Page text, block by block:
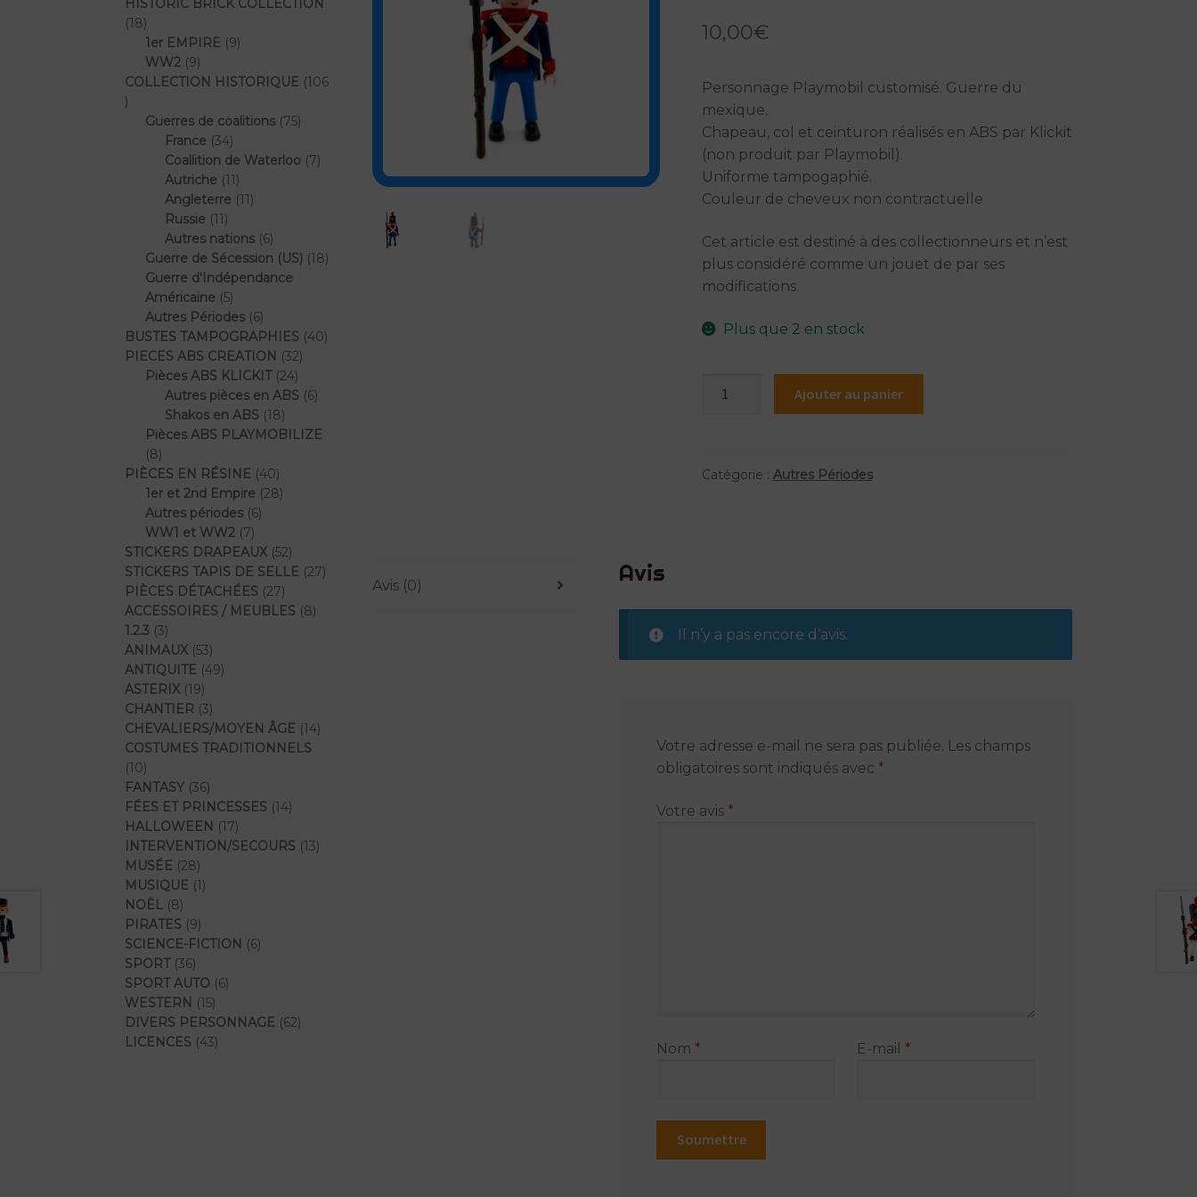
10,00€
Personnage Playmobil customisé. Guerre du
mexique.
Chapeau, col et ceinturon réalisés en ABS par Klickit
(non produit par Playmobil).
Uniforme tampogaphié.
Couleur de cheveux non contractuelle
Cet article est destiné à des collectionneurs et n’est
plus considéré comme un jouet de par ses
modifications.
Plus que 2 en stock
régiment
Ajouter au panier
Catégorie : Autres Périodes
Avis (0) Avis
Il n’y a pas encore d’avis.
Votre adresse e-mail ne sera pas publiée. Les champs
obligatoires sont indiqués avec *
Votre avis *
Nom * E-mail *
HISTORIC BRICK COLLECTION
1818
produits
1er EMPIRE 99
WW2 99
produits
COLLECTION HISTORIQUE
106
106
produits
Guerres de coalitions 7575
France 3434
produits
Coallition de Waterloo 77
Autriche 1111
produits
Angleterre 1111
Russie 1111
produits
Autres nations 66
produits
Guerre de Sécession (US) 1818
Guerre d'Indépendance
Américaine 55
produits
Autres Périodes 66
produits
BUSTES TAMPOGRAPHIES 4040
PIECES ABS CREATION 3232
Pièces ABS KLICKIT 2424
produits
Autres pièces en ABS 66
Shakos en ABS 1818
produits
Pièces ABS PLAYMOBILIZE
88
produits
PIÈCES EN RÉSINE 4040
produits
1er et 2nd Empire 2828
Autres périodes 66
WW1 et WW2 77
produits
STICKERS DRAPEAUX 5252
produits
STICKERS TAPIS DE SELLE 2727
produits
PIÈCES DÉTACHÉES 2727
produits
ACCESSOIRES / MEUBLES 88
1.2.3 33
produits
ANIMAUX 5353
produits
ANTIQUITE 4949
ASTERIX 1919
produits
CHANTIER 33
produits
CHEVALIERS/MOYEN ÂGE 1414
COSTUMES TRADITIONNELS
1010
produits
FANTASY 3636
produits
FÉES ET PRINCESSES 1414
HALLOWEEN 1717
produits
INTERVENTION/SECOURS 1313
MUSÉE 2828
produits
MUSIQUE 11
NOËL 88
produits
PIRATES 99
produits
SCIENCE-FICTION 66
SPORT 3636
produits
SPORT AUTO 66
WESTERN 1515
produits
DIVERS PERSONNAGE 6262
LICENCES 4343